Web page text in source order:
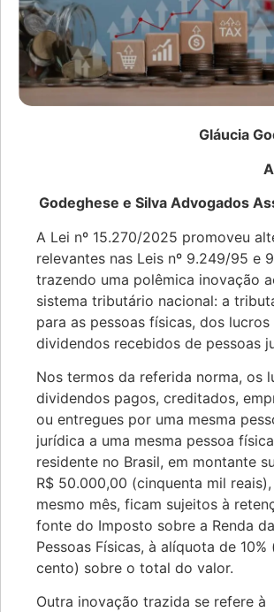
Gláucia
Godeghese e Silva Advogados
A Lei nº 15.270/2025 promoveu
relevantes nas Leis nº 9.249/95 e
trazendo uma polêmica inovação
sistema tributário nacional: a
para as pessoas físicas, dos lucros
dividendos recebidos de pessoas
Nos termos da referida norma, os
dividendos pagos, creditados,
ou entregues por uma mesma
jurídica a uma mesma pessoa física
residente no Brasil, em montante
R$ 50.000,00 (cinquenta mil reais),
mesmo mês, ficam sujeitos à
fonte do Imposto sobre a Renda
Pessoas Físicas, à alíquota de
cento) sobre o total do valor.
Outra inovação trazida se refere à